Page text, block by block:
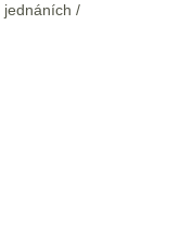
jednáních /